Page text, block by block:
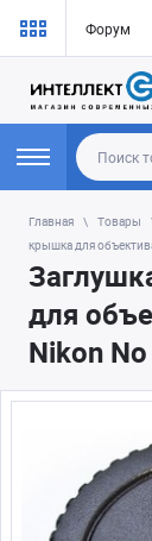
Форум
Главная Товары
крышка для
для
Nikon